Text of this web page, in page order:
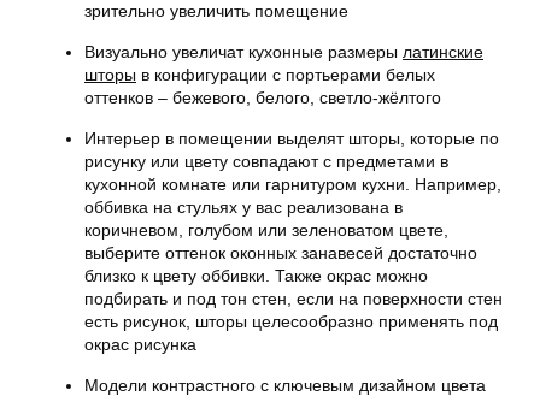
зрительно увеличить помещение
Визуально увеличат кухонные размеры латинские
шторы в конфигурации с портьерами белых
оттенков – бежевого, белого, светло-жёлтого
Интерьер в помещении выделят шторы, которые по
рисунку или цвету совпадают с предметами в
кухонной комнате или гарнитуром кухни. Например,
оббивка на стульях у вас реализована в
коричневом, голубом или зеленоватом цвете,
выберите оттенок оконных занавесей достаточно
близко к цвету оббивки. Также окрас можно
подбирать и под тон стен, если на поверхности стен
есть рисунок, шторы целесообразно применять под
окрас рисунка
Модели контрастного с ключевым дизайном цвета